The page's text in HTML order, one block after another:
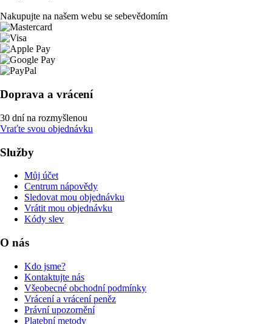
Nakupujte na našem webu se sebevědomím
Doprava a vrácení
30 dní na rozmyšlenou
Vraťte svou objednávku
Služby
Můj účet
Centrum nápovědy
Sledovat mou objednávku
Vrátit mou objednávku
Kódy slev
O nás
Kdo jsme?
Kontaktujte nás
Všeobecné obchodní podmínky
Vrácení a vrácení peněz
Právní upozornění
Platební metody